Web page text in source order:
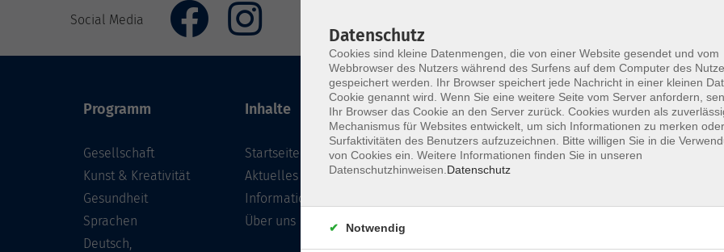
Social Media
Programm
Gesellschaft
Kunst & Kreativität
Gesundheit
Sprachen
Deutsch,
Inhalte
Startseite
Aktuelles
Informationen
Über uns
Volkshochschule im Lkr. Erding
Zweckverband Volkshochschule im Lkr.
Lethnerstr. 13
85435 ErdingGoogleMaps®
Datenschutz
Cookies sind kleine Datenmengen, die von einer Website gesendet und vom
Webbrowser des Nutzers während des Surfens auf dem Computer des
gespeichert werden. Ihr Browser speichert jede Nachricht in einer kleinen
Cookie genannt wird. Wenn Sie eine weitere Seite vom Server anfordern,
Ihr Browser das Cookie an den Server zurück. Cookies wurden als
Mechanismus für Websites entwickelt, um sich Informationen zu merken
Surfaktivitäten des Benutzers aufzuzeichnen. Bitte willigen Sie in die
von Cookies ein. Weitere Informationen finden Sie in unseren
Datenschutzhinweisen. Datenschutz
Notwendig